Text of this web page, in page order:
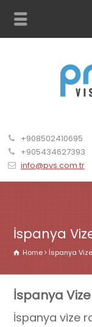
+908502410695
+905434627393
info@pvs.com.tr
İspanya
Home İspanya
İspanya
İspanya vize